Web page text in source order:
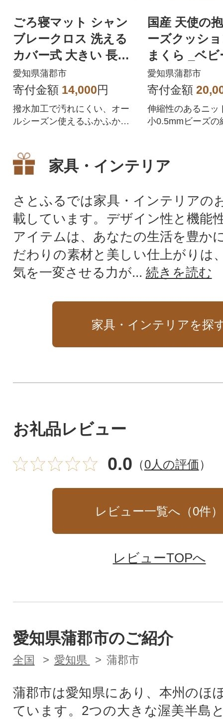
ごろ寝マット シャン
ブレークロス 洗える
カバー式 大きい 長座
布団 _アイボリー【G0
227】
愛知県蒲郡市
寄付金額 14,000円
撥水加工で汚れにくい、オー
ルシーズン使えるふかふかク
国産 天使の
ーズクッシ
まくら _ベ
【G0087】
愛知県蒲郡市
寄付金額
伸縮性のあるニッ
小0.5mmビーズの
家具・インテリア
さとふるでは家具・インテリアの
載しています。デザイン性と機能
アイテムは、あなたの生活を豊か
だわりの素材と美しい仕上がりは
気を一変させる力が... 続きを読む
家具・インテリアを探
お礼品レビュー
0.0 （0人の評価）
レビュー一覧へ（0件）
レビューTOPへ
愛知県蒲郡市のご紹介
全国 愛知県 蒲郡市
蒲郡市は愛知県にあり、本州のほ
ています。2つの大きな渥美半島